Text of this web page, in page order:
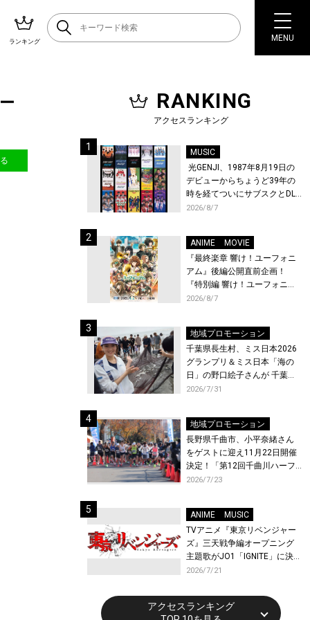
ランキング MENU
RANKING
アクセスランキング
MUSIC
光GENJI、1987年8月19日の
デビューからちょうど39年の
時を経てついにサブスクとDL
配信が解禁！
2026/8/7
ANIME
MOVIE
『最終楽章 響け！ユーフォニ
アム』後編公開直前企画！
『特別編 響け！ユーフォニア
ム〜アンサンブルコンテス
映が決定！
2026/8/7
地域プロモーション
千葉県長生村、ミス日本2026
グランプリ＆ミス日本「海の
日」の野口絵子さんが 千葉県
唯一の村・長生村で地引網を
2026/7/31
地域プロモーション
長野県千曲市、小平奈緒さん
をゲストに迎え11月22日開催
決定！「第12回千曲川ハーフ
マラソン」エントリー受付開
2026/7/23
ANIME
MUSIC
TVアニメ『東京リベンジャー
ズ』三天戦争編オープニング
主題歌がJO1「IGNITE」に決
定！メンバー全員から喜びと
トが到着！9月に東京・大阪で
先行上映会を開催！
2026/7/21
アクセスランキング